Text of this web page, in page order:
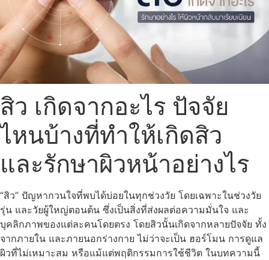
สิว เกิดจากอะไร ปัจจัย
ไหนบ้างที่ทำให้เกิดสิว
และรักษาผิวหน้าอย่างไร
“สิว” ปัญหากวนใจที่พบได้บ่อยในทุกช่วงวัย โดยเฉพาะในช่วงวัย
รุ่น และวัยผู้ใหญ่ตอนต้น ซึ่งเป็นสิ่งที่ส่งผลต่อความมั่นใจ และ
บุคลิกภาพของแต่ละคนโดยตรง โดยสิวนั้นเกิดจากหลายปัจจัย ทั้ง
จากภายใน และภายนอกร่างกาย ไม่ว่าจะเป็น ฮอร์โมน การดูแล
ผิวที่ไม่เหมาะสม หรือแม้แต่พฤติกรรมการใช้ชีวิต ในบทความนี้